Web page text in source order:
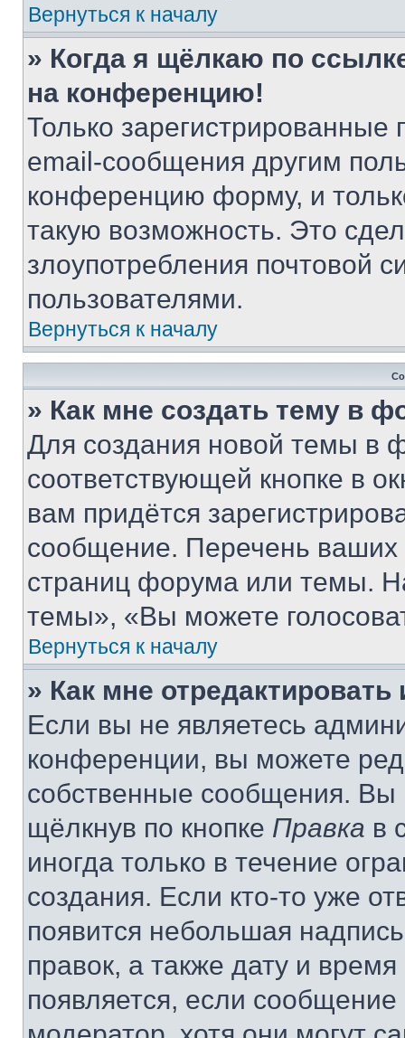
Вернуться к началу
» Когда я щёлкаю по
на конференцию!
Только зарегистрированные
email-сообщения другим
конференцию форму, и
такую возможность. Это
злоупотребления почтовой
пользователями.
Вернуться к началу
» Как мне создать тему в
Для создания новой темы в
соответствующей кнопке в
вам придётся
сообщение. Перечень ваших
страниц форума или темы.
темы», «Вы можете
Вернуться к началу
» Как мне
Если вы не являетесь
конференции, вы можете
собственные сообщения. Вы
щёлкнув по кнопке Правка в
иногда только в течение
создания. Если кто-то уже
появится небольшая
правок, а также дату и
появляется, если